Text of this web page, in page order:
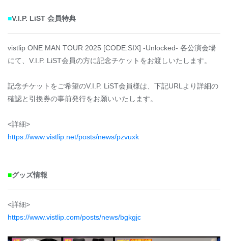
■V.I.P. LiST 会員特典
vistlip ONE MAN TOUR 2025 [CODE:SIX] -Unlocked- 各公演会場
にて、V.I.P. LiST会員の方に記念チケットをお渡しいたします。
記念チケットをご希望のV.I.P. LiST会員様は、下記URLより詳細の
確認と引換券の事前発行をお願いいたします。
<詳細>
https://www.vistlip.net/posts/news/pzvuxk
■グッズ情報
<詳細>
https://www.vistlip.com/posts/news/bgkgjc